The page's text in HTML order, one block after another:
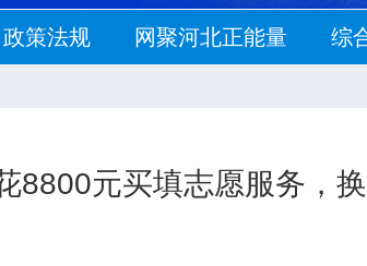
政策法规 网聚河北正能量 综
8800元买填志愿服务，